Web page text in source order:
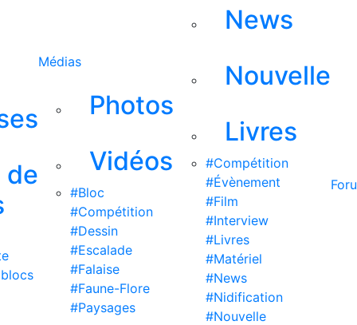
de
Médias
Photos
Vidéos
#Bloc
#Compétition
#Dessin
#Escalade
#Falaise
#Faune-Flore
#Paysages
News
Nouvelle
Livres
#Compétition
#Évènement
#Film
#Interview
#Livres
#Matériel
#News
#Nidification
#Nouvelle